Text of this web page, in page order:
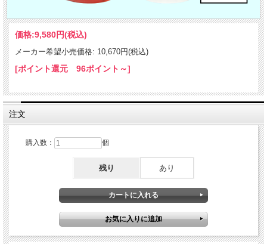
価格:9,580円(税込)
メーカー希望小売価格: 10,670円(税込)
[ポイント還元 96ポイント～]
注文
購入数： 個
残り あり